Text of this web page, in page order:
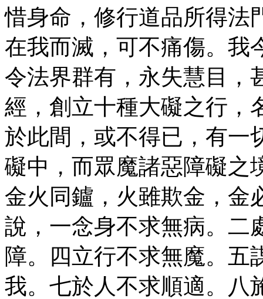
惜身命，修行道品所得法
在我而滅，可不痛傷。我
令法界群有，永失慧目，
經，創立十種大礙之行，
於此間，或不得已，有一
礙中，而眾魔諸惡障礙之
金火同鑪，火雖欺金，金
說，一念身不求無病。二
障。四立行不求無魔。五
我。七於人不求順適。八